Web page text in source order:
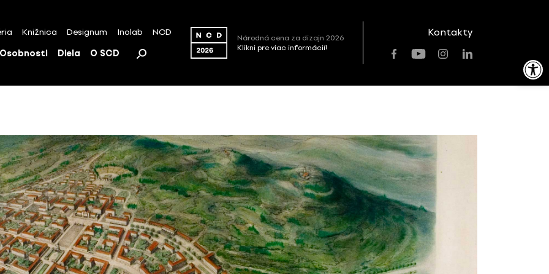
Open toolbar
Knižnica Designum Inolab NCD
Osobnosti Diela O SCD
Národná cena za dizajn 2026
Klikni pre viac informácií!
Kontakty